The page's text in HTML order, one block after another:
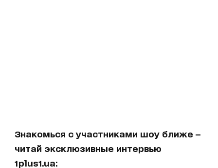
Знакомься с участниками шоу ближе —
читай эксклюзивные интервью
1plus1.ua: